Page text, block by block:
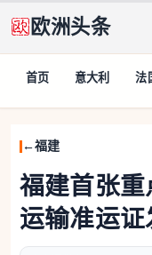
欧洲头条
首页 意大利 法
福建
福建首张
运输准运证